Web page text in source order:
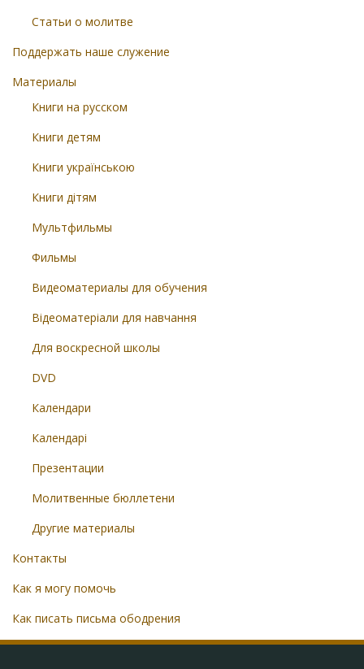
Статьи о молитве
Поддержать наше служение
Материалы
Книги на русском
Книги детям
Книги українською
Книги дітям
Мультфильмы
Фильмы
Видеоматериалы для обучения
Відеоматеріали для навчання
Для воскресной школы
DVD
Календари
Календарі
Презентации
Молитвенные бюллетени
Другие материалы
Контакты
Как я могу помочь
Как писать письма ободрения